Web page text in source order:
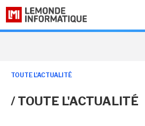
TOUTE L'ACTUALITÉ
/ TOUTE L'ACTUALITÉ